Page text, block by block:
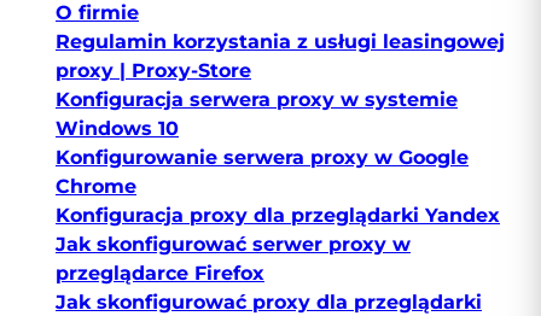
O firmie
Regulamin korzystania z usługi leasingowej
proxy | Proxy-Store
Konfiguracja serwera proxy w systemie
Windows 10
Konfigurowanie serwera proxy w Google
Chrome
Konfiguracja proxy dla przeglądarki Yandex
Jak skonfigurować serwer proxy w
przeglądarce Firefox
Jak skonfigurować proxy dla przeglądarki